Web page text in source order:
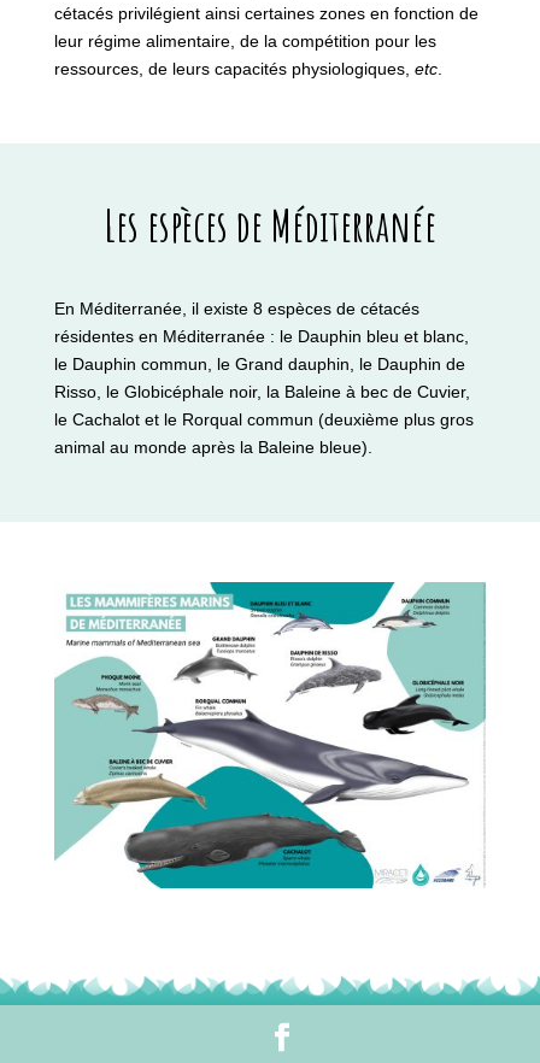
cétacés privilégient ainsi certaines zones en fonction de
leur régime alimentaire, de la compétition pour les
ressources, de leurs capacités physiologiques, etc.
Les espèces de Méditerranée
En Méditerranée, il existe 8 espèces de cétacés
résidentes en Méditerranée : le Dauphin bleu et blanc,
le Dauphin commun, le Grand dauphin, le Dauphin de
Risso, le Globicéphale noir, la Baleine à bec de Cuvier,
le Cachalot et le Rorqual commun (deuxième plus gros
animal au monde après la Baleine bleue).